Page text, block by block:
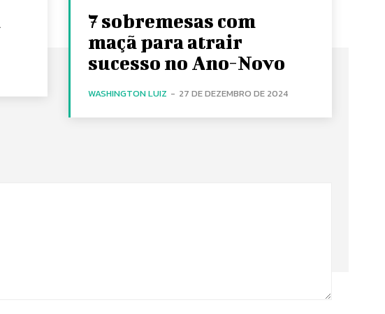
7 sobremesas com
maçã para atrair
sucesso no Ano-Novo
WASHINGTON LUIZ - 27 DE DEZEMBRO DE 2024